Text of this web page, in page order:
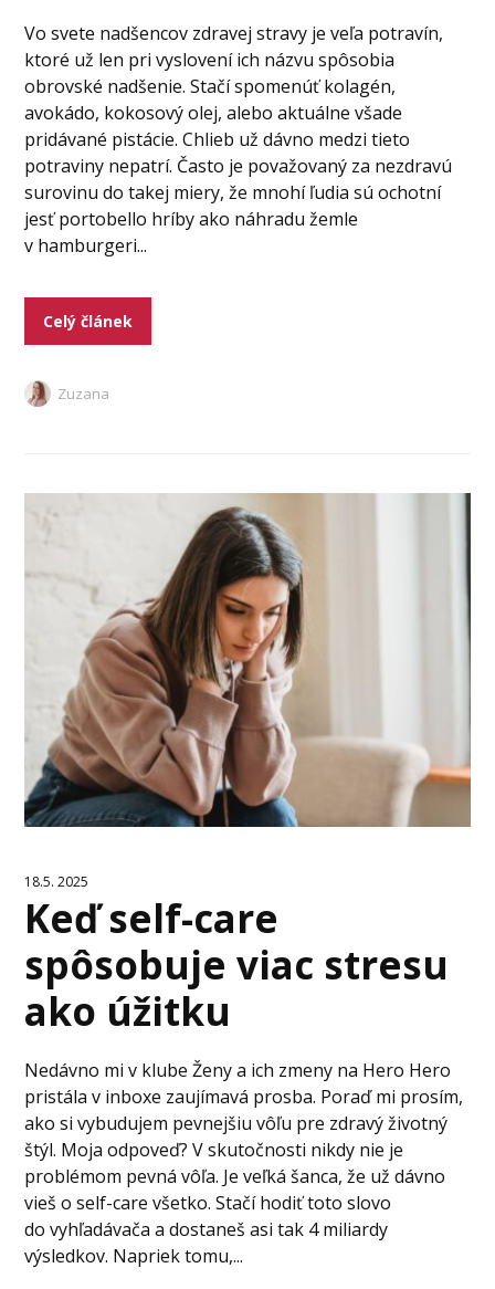
Vo svete nadšencov zdravej stravy je veľa potravín,
ktoré už len pri vyslovení ich názvu spôsobia
obrovské nadšenie. Stačí spomenúť kolagén,
avokádo, kokosový olej, alebo aktuálne všade
pridávané pistácie. Chlieb už dávno medzi tieto
potraviny nepatrí. Často je považovaný za nezdravú
surovinu do takej miery, že mnohí ľudia sú ochotní
jesť portobello hríby ako náhradu žemle
v hamburgeri...
Celý článek
Zuzana
18.5. 2025
Keď self-care
spôsobuje viac stresu
ako úžitku
Nedávno mi v klube Ženy a ich zmeny na Hero Hero
pristála v inboxe zaujímavá prosba. Poraď mi prosím,
ako si vybudujem pevnejšiu vôľu pre zdravý životný
štýl. Moja odpoveď? V skutočnosti nikdy nie je
problémom pevná vôľa. Je veľká šanca, že už dávno
vieš o self-care všetko. Stačí hodiť toto slovo
do vyhľadávača a dostaneš asi tak 4 miliardy
výsledkov. Napriek tomu,...